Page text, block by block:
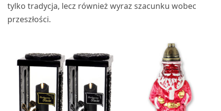
tylko tradycja, lecz również wyraz szacunku wobec
przeszłości.